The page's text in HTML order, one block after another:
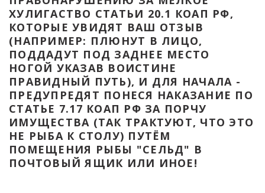
ХУЛИГАСТВО СТАТЬИ 20.1 КОАП РФ,
КОТОРЫЕ УВИДЯТ ВАШ ОТЗЫВ
(НАПРИМЕР: ПЛЮНУТ В ЛИЦО,
ПОДДАДУТ ПОД ЗАДНЕЕ МЕСТО
НОГОЙ УКАЗАВ ВОИСТИНЕ
ПРАВИДНЫЙ ПУТЬ), И ДЛЯ НАЧАЛА -
ПРЕДУПРЕДЯТ ПОНЕСЯ НАКАЗАНИЕ ПО
СТАТЬЕ 7.17 КОАП РФ ЗА ПОРЧУ
ИМУЩЕСТВА (ТАК ТРАКТУЮТ, ЧТО ЭТО
НЕ РЫБА К СТОЛУ) ПУТЁМ
ПОМЕЩЕНИЯ РЫБЫ "СЕЛЬД" В
ПОЧТОВЫЙ ЯЩИК ИЛИ ИНОЕ!